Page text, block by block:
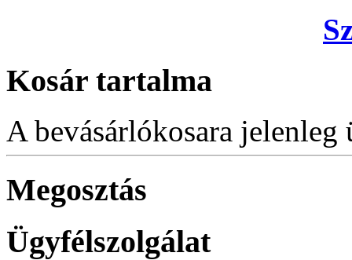
Kosár tartalma
A bevásárlókosara jelenleg
Megosztás
Ügyfélszolgálat